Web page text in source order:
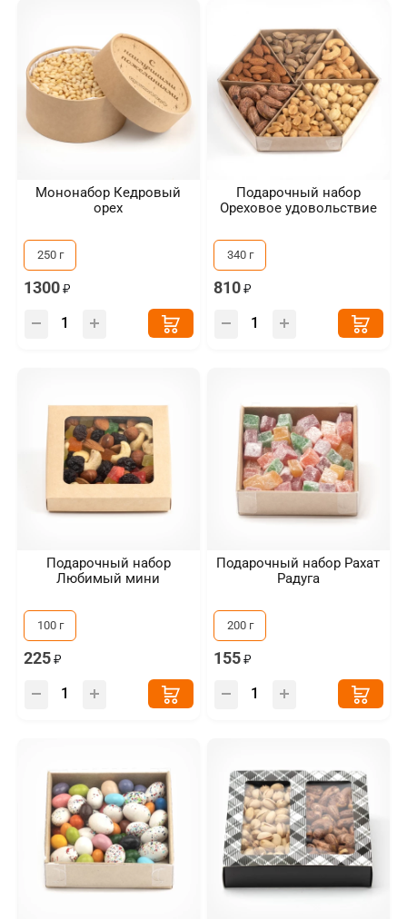
Мононабор Кедровый
орех
250 г
1300
Подарочный набор
Ореховое удовольствие
340 г
810
Подарочный набор
Любимый мини
100 г
225
Подарочный набор Рахат
Радуга
200 г
155